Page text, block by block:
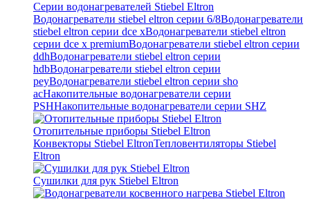
Серии водонагревателей Stiebel Eltron
Водонагреватели stiebel eltron серии 6/8Водонагреватели
stiebel eltron серии dce xВодонагреватели stiebel eltron
серии dce x premiumВодонагреватели stiebel eltron серии
ddhВодонагреватели stiebel eltron серии
hdbВодонагреватели stiebel eltron серии
peyВодонагреватели stiebel eltron серии sho
acНакопительные водонагреватели серии
PSHНакопительные водонагреватели серии SHZ
Отопительные приборы Stiebel Eltron
Конвекторы Stiebel EltronТепловентиляторы Stiebel
Eltron
Сушилки для рук Stiebel Eltron